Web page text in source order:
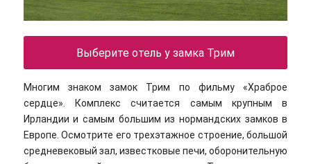
Выберите отель у замка Трим
Многим знаком замок Трим по фильму «Храброе
сердце». Комплекс считается самым крупным в
Ирландии и самым большим из нормандских замков в
Европе. Осмотрите его трехэтажное строение, большой
средневековый зал, известковые печи, оборонительную